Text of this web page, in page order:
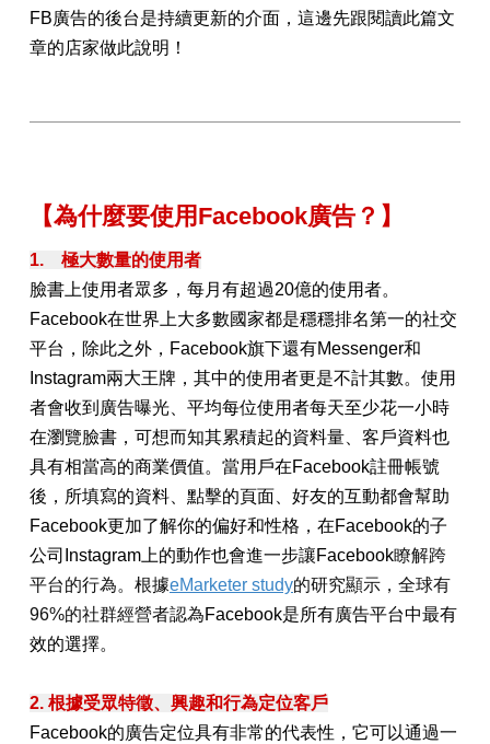
FB廣告的後台是持續更新的介面，這邊先跟閱讀此篇文
章的店家做此說明！
【為什麼要使用 Facebook廣告？】
1. 極大數量的使用者
臉書上使用者眾多，每月有超過20億的使用者。
Facebook在世界上大多數國家都是穩穩排名第一的社交
平台，除此之外，Facebook旗下還有Messenger和
Instagram兩大王牌，其中的使用者更是不計其數。使用
者會收到廣告曝光、平均每位使用者每天至少花一小時
在瀏覽臉書，可想而知其累積起的資料量、客戶資料也
具有相當高的商業價值。當用戶在Facebook註冊帳號
後，所填寫的資料、點擊的頁面、好友的互動都會幫助
Facebook更加了解你的偏好和性格，在Facebook的子
公司Instagram上的動作也會進一步讓Facebook瞭解跨
平台的行為。根據eMarketer study的研究顯示，全球有
96%的社群經營者認為Facebook是所有廣告平台中最有
效的選擇。
2. 根據受眾特徵、興趣和行為定位客戶
Facebook的廣告定位具有非常的代表性，它可以通過一